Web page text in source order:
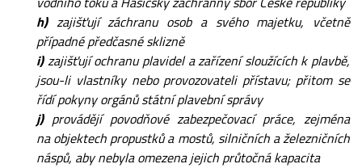
h)zajišťují záchranu osob a svého majetku, včetně
případné předčasné sklizně
i)zajišťují ochranu plavidel a zařízení sloužících k plavbě,
jsou-li vlastníky nebo provozovateli přístavu; přitom se
řídí pokyny orgánů státní plavební správy
j)provádějí povodňové zabezpečovací práce, zejména
na objektech propustků a mostů, silničních a železničních
náspů, aby nebyla omezena jejich průtočná kapacita